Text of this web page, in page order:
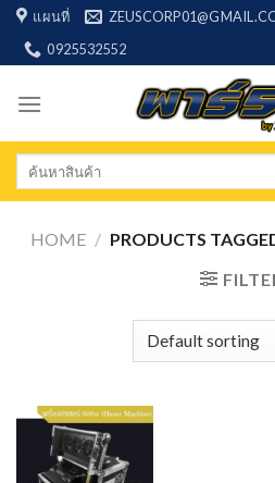
Skip
content
แผนที่
0925532552
Search
HOME / PRODUCTS